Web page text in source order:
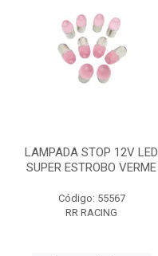
LAMPADA STOP 12V LED
SUPER ESTROBO VERME
Código: 55567
RR RACING